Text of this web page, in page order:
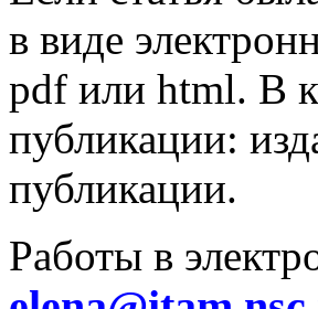
в виде
pdf или html. В
публикации:
публикации.
Работы в